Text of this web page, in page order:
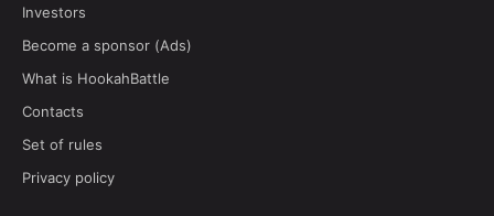
Investors
Become a sponsor (Ads)
What is HookahBattle
Contacts
Set of rules
Privacy policy